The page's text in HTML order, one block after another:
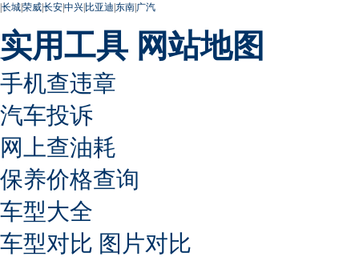
|长城|荣威|长安|中兴|比亚迪|东南|广汽
实用工具 网站地图
手机查违章
汽车投诉
网上查油耗
保养价格查询
车型大全
车型对比 图片对比